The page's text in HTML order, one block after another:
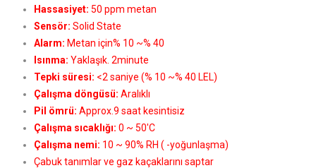
Hassasiyet: 50 ppm metan
Sensör: Solid State
Alarm: Metan için% 10 ~% 40
Isınma: Yaklaşık. 2minute
Tepki süresi: <2 saniye (% 10 ~% 40 LEL)
Çalışma döngüsü: Aralıklı
Pil ömrü: Approx.9 saat kesintisiz
Çalışma sıcaklığı: 0 ~ 50'C
Çalışma nemi: 10 ~ 90% RH ( -yoğunlaşma)
Çabuk tanımlar ve gaz kaçaklarını saptar